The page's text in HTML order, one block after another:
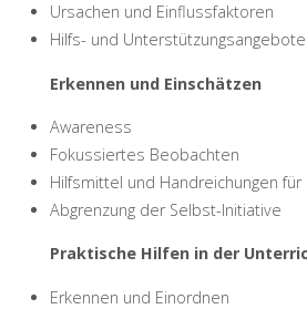
Ursachen und Einflussfaktoren
Hilfs- und Unterstützungsangebote
Erkennen und Einschätzen
Awareness
Fokussiertes Beobachten
Hilfsmittel und Handreichungen für
Abgrenzung der Selbst-Initiative
Praktische Hilfen in der
Erkennen und Einordnen